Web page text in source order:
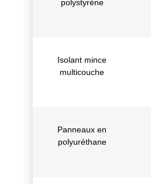
polystyrène
Isolant mince
multicouche
Panneaux en
polyuréthane